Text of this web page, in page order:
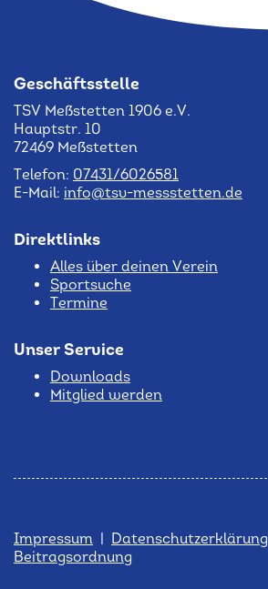
Geschäftsstelle
TSV Meßstetten 1906 e.V.
Hauptstr. 10
72469 Meßstetten
Telefon: 07431/6026581
E-Mail: info@tsv-messstetten.de
Direktlinks
Alles über deinen Verein
Sportsuche
Termine
Unser Service
Downloads
Mitglied werden
Impressum Datenschutzerklärung
Beitragsordnung